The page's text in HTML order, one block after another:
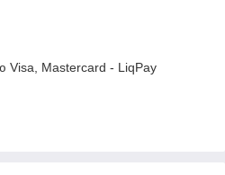
Visa, Mastercard - LiqPay